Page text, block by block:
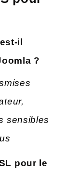
il
?
sensibles
pour le